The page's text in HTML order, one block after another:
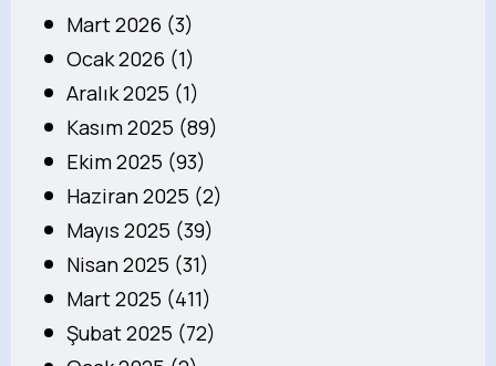
Mart 2026 (3)
Ocak 2026 (1)
Aralık 2025 (1)
Kasım 2025 (89)
Ekim 2025 (93)
Haziran 2025 (2)
Mayıs 2025 (39)
Nisan 2025 (31)
Mart 2025 (411)
Şubat 2025 (72)